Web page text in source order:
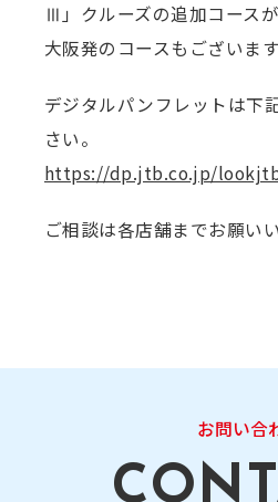
Ⅲ」クルーズの追加コースが
大阪発のコースもございます
デジタルパンフレットは下
さい。
https://dp.jtb.co.jp/
ご相談は各店舗までお願い
お問い合